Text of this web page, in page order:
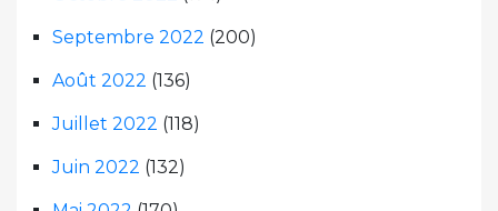
Septembre 2022 (200)
Août 2022 (136)
Juillet 2022 (118)
Juin 2022 (132)